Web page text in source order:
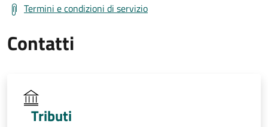
Termini e condizioni di servizio
Contatti
Tributi